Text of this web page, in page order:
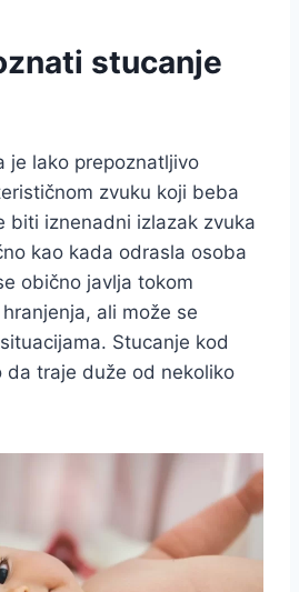
stucanje
je lako prepoznatljivo
zvuku koji beba
biti iznenadni izlazak zvuka
kao kada odrasla osoba
obično javlja tokom
ali može se
Stucanje kod
traje duže od nekoliko